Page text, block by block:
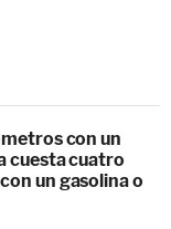
con un
cuesta cuatro
un gasolina o